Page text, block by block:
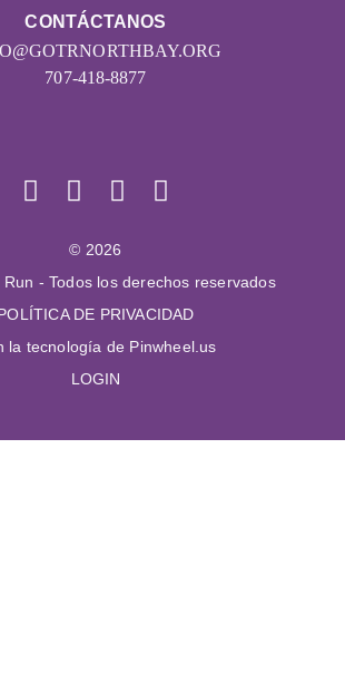
CONTÁCTANOS
707-418-8877
© 2026
- Todos los derechos reservados
DE PRIVACIDAD
la tecnología de Pinwheel.us
LOGIN